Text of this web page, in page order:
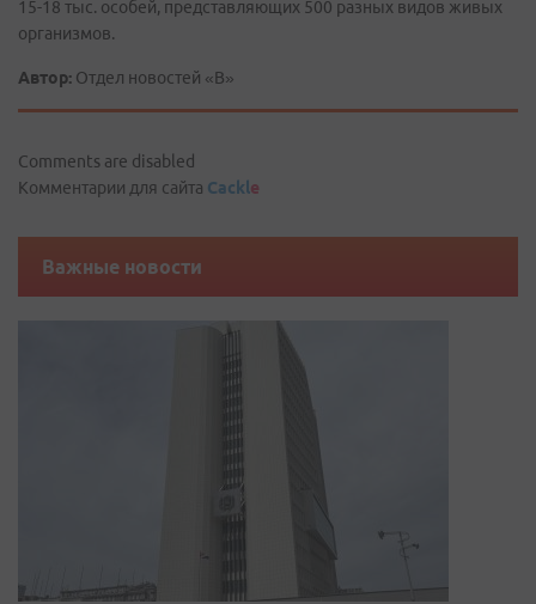
15-18 тыс. особей, представляющих 500 разных видов живых
организмов.
Автор: Отдел новостей «В»
Comments are disabled
Комментарии для сайта Cackle
Важные новости